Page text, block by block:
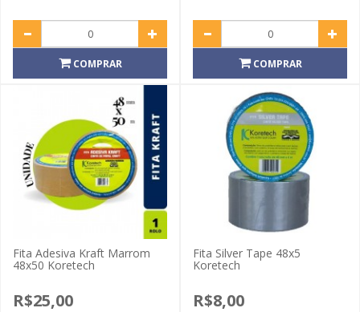
COMPRAR COMPRAR
Fita Adesiva Kraft Marrom
48x50 Koretech
R$25,00
Fita Silver Tape 48x5
Koretech
R$8,00